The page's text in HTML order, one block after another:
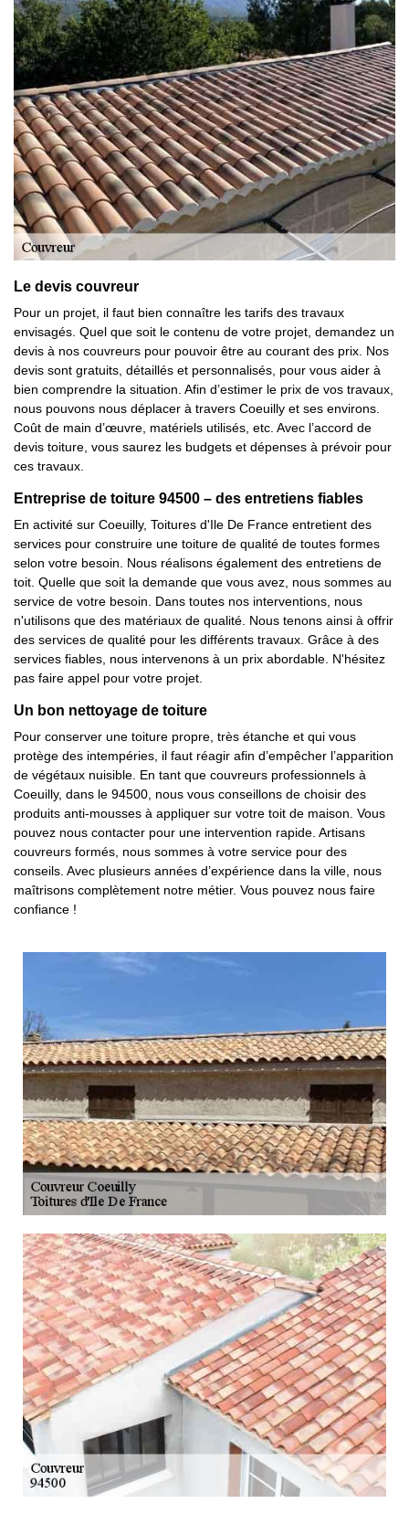
Le devis couvreur
Pour un projet, il faut bien connaître les tarifs des travaux
envisagés. Quel que soit le contenu de votre projet, demandez un
devis à nos couvreurs pour pouvoir être au courant des prix. Nos
devis sont gratuits, détaillés et personnalisés, pour vous aider à
bien comprendre la situation. Afin d’estimer le prix de vos travaux,
nous pouvons nous déplacer à travers Coeuilly et ses environs.
Coût de main d’œuvre, matériels utilisés, etc. Avec l’accord de
devis toiture, vous saurez les budgets et dépenses à prévoir pour
ces travaux.
Entreprise de toiture 94500 – des entretiens fiables
En activité sur Coeuilly, Toitures d'Ile De France entretient des
services pour construire une toiture de qualité de toutes formes
selon votre besoin. Nous réalisons également des entretiens de
toit. Quelle que soit la demande que vous avez, nous sommes au
service de votre besoin. Dans toutes nos interventions, nous
n'utilisons que des matériaux de qualité. Nous tenons ainsi à offrir
des services de qualité pour les différents travaux. Grâce à des
services fiables, nous intervenons à un prix abordable. N'hésitez
pas faire appel pour votre projet.
Un bon nettoyage de toiture
Pour conserver une toiture propre, très étanche et qui vous
protège des intempéries, il faut réagir afin d’empêcher l’apparition
de végétaux nuisible. En tant que couvreurs professionnels à
Coeuilly, dans le 94500, nous vous conseillons de choisir des
produits anti-mousses à appliquer sur votre toit de maison. Vous
pouvez nous contacter pour une intervention rapide. Artisans
couvreurs formés, nous sommes à votre service pour des
conseils. Avec plusieurs années d’expérience dans la ville, nous
maîtrisons complètement notre métier. Vous pouvez nous faire
confiance !